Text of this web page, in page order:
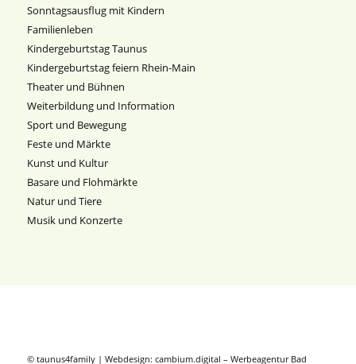
Sonntagsausflug mit Kindern
Familienleben
Kindergeburtstag Taunus
Kindergeburtstag feiern Rhein-Main
Theater und Bühnen
Weiterbildung und Information
Sport und Bewegung
Feste und Märkte
Kunst und Kultur
Basare und Flohmärkte
Natur und Tiere
Musik und Konzerte
© taunus4family | Webdesign: cambium.digital – Werbeagentur Bad